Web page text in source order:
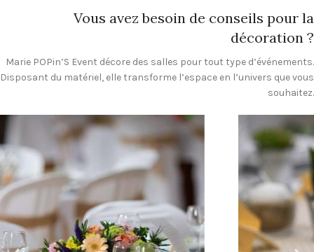
Vous avez besoin de conseils pour la
décoration ?
Marie POPin’S Event décore des salles pour tout type d’événements.
Disposant du matériel, elle transforme l’espace en l’univers que vous
souhaitez.